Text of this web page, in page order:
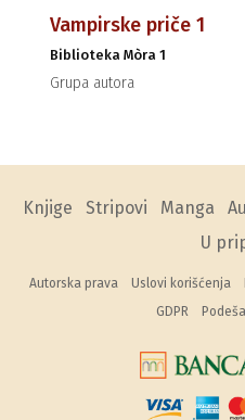
Vampirske priče 1
Biblioteka Mòra 1
Grupa autora
Knjige Stripovi Manga
U
Autorska prava Uslovi korišćenja
GDPR